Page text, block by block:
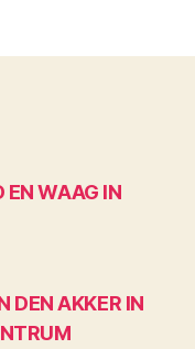
EN WAAG IN
DEN AKKER IN